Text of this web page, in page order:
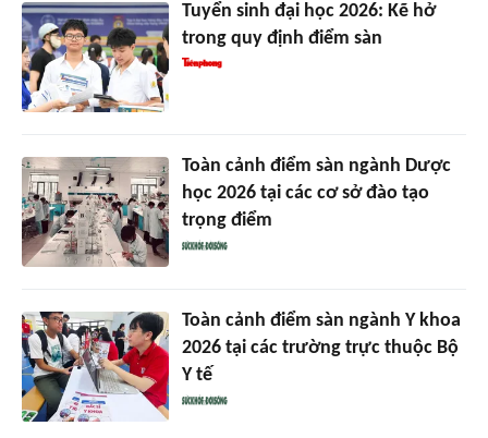
Tuyển sinh đại học 2026: Kẽ hở
trong quy định điểm sàn
Toàn cảnh điểm sàn ngành Dược
học 2026 tại các cơ sở đào tạo
trọng điểm
Toàn cảnh điểm sàn ngành Y khoa
2026 tại các trường trực thuộc Bộ
Y tế